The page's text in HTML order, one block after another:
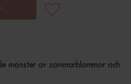
mönster av sommarblommor och